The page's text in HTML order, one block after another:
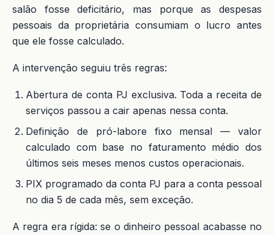
salão fosse deficitário, mas porque as despesas
pessoais da proprietária consumiam o lucro antes
que ele fosse calculado.
A intervenção seguiu três regras:
Abertura de conta PJ exclusiva. Toda a receita de
serviços passou a cair apenas nessa conta.
Definição de pró-labore fixo mensal — valor
calculado com base no faturamento médio dos
últimos seis meses menos custos operacionais.
PIX programado da conta PJ para a conta pessoal
no dia 5 de cada mês, sem exceção.
A regra era rígida: se o dinheiro pessoal acabasse no